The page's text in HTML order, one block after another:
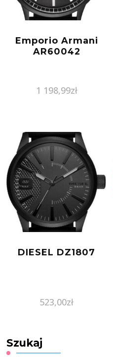
Emporio Armani
AR60042
1 198,99zł
DIESEL DZ1807
523,00zł
Szukaj